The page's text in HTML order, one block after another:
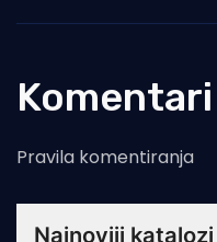
Komentari
Pravila komentiranja